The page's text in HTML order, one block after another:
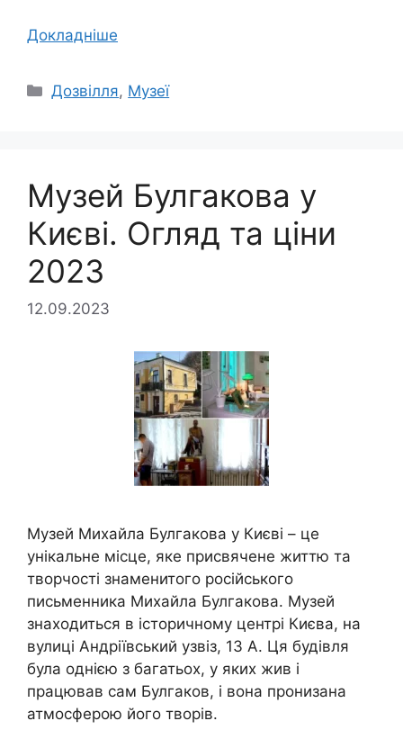
Докладніше
Категорії
Дозвілля, Музеї
Музей Булгакова у
Києві. Огляд та ціни
2023
12.09.2023
Музей Михайла Булгакова у Києві – це
унікальне місце, яке присвячене життю та
творчості знаменитого російського
письменника Михайла Булгакова. Музей
знаходиться в історичному центрі Києва, на
вулиці Андріївський узвіз, 13 А. Ця будівля
була однією з багатьох, у яких жив і
працював сам Булгаков, і вона пронизана
атмосферою його творів.